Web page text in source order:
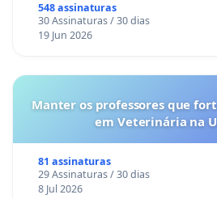
548 assinaturas
30 Assinaturas / 30 dias
19 Jun 2026
Manter os professores que
em Veterinária na
81 assinaturas
29 Assinaturas / 30 dias
8 Jul 2026